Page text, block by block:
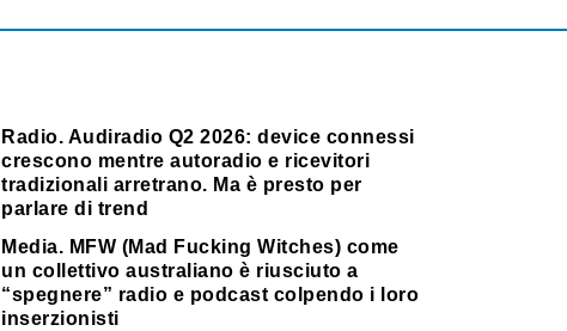
Radio. Audiradio Q2 2026: device connessi
crescono mentre autoradio e ricevitori
tradizionali arretrano. Ma è presto per
parlare di trend
Media. MFW (Mad Fucking Witches) come
un collettivo australiano è riusciuto a
“spegnere” radio e podcast colpendo i loro
inserzionisti